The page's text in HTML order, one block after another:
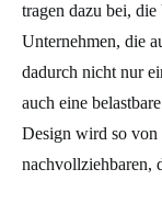
tragen dazu bei,
Unternehmen, die
dadurch nicht nur
auch eine
Design wird so
nachvollziehbaren,